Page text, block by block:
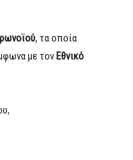
, τα οποία
με τον Εθνικό